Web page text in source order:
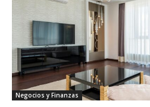
Negocios y Finanzas